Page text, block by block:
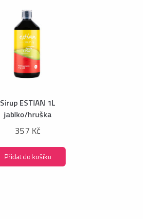
Sirup ESTIAN 1L
jablko/hruška
357 Kč
Přidat do košíku